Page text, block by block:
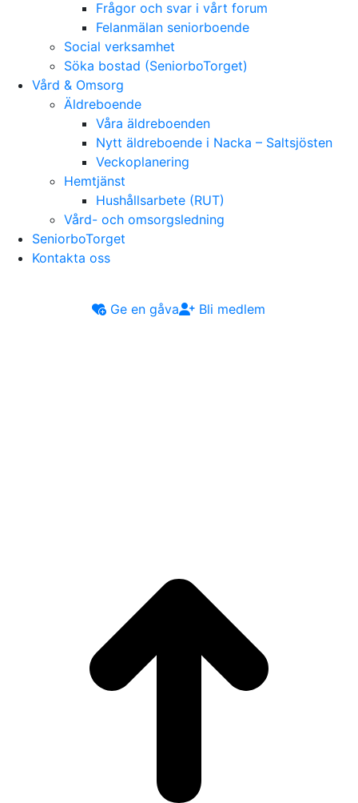
Frågor och svar i vårt forum
Felanmälan seniorboende
Social verksamhet
Söka bostad (SeniorboTorget)
Vård & Omsorg
Äldreboende
Våra äldreboenden
Nytt äldreboende i Nacka – Saltsjösten
Veckoplanering
Hemtjänst
Hushållsarbete (RUT)
Vård- och omsorgsledning
SeniorboTorget
Kontakta oss
Ge en gåva Bli medlem